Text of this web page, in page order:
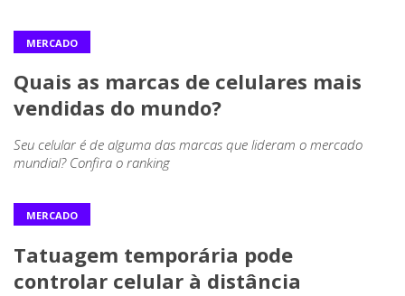
MERCADO
Quais as marcas de celulares mais
vendidas do mundo?
Seu celular é de alguma das marcas que lideram o mercado
mundial? Confira o ranking
MERCADO
Tatuagem temporária pode
controlar celular à distância